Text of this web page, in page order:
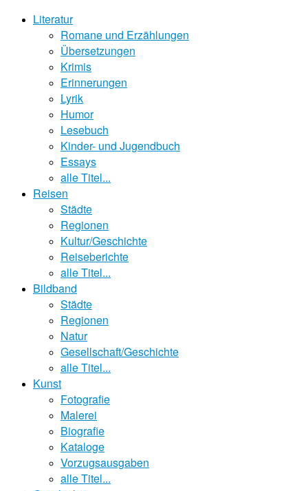
Literatur
Romane und Erzählungen
Übersetzungen
Krimis
Erinnerungen
Lyrik
Humor
Lesebuch
Kinder- und Jugendbuch
Essays
alle Titel...
Reisen
Städte
Regionen
Kultur/Geschichte
Reiseberichte
alle Titel...
Bildband
Städte
Regionen
Natur
Gesellschaft/Geschichte
alle Titel...
Kunst
Fotografie
Malerei
Biografie
Kataloge
Vorzugsausgaben
alle Titel...